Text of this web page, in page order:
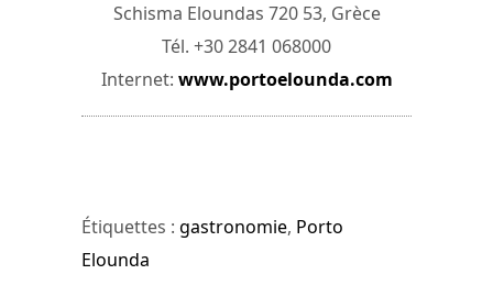
Schisma Eloundas 720 53, Grèce
Tél. +30 2841 068000
Internet: www.portoelounda.com
Étiquettes : gastronomie, Porto
Elounda